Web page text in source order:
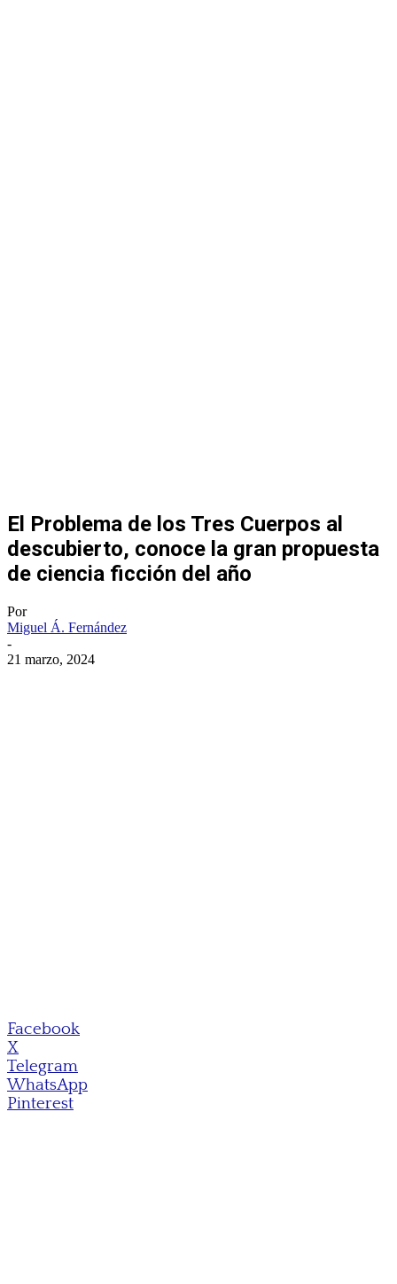
El Problema de los Tres Cuerpos al
descubierto, conoce la gran propuesta
de ciencia ficción del año
Por
Miguel Á. Fernández
-
21 marzo, 2024
Facebook
X
Telegram
WhatsApp
Pinterest